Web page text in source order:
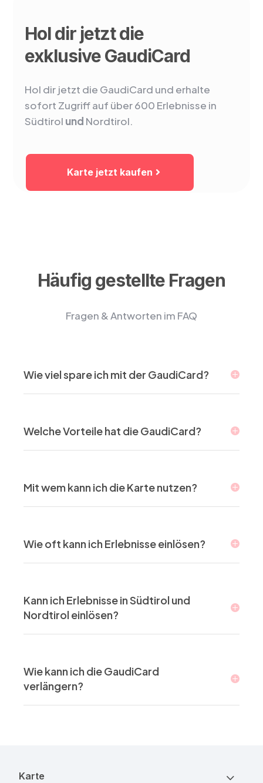
Hol dir jetzt die
exklusive GaudiCard
Hol dir jetzt die GaudiCard und erhalte
sofort Zugriff auf über 600 Erlebnisse in
Südtirol und Nordtirol.
Karte jetzt kaufen
Häufig gestellte Fragen
Fragen & Antworten im FAQ
Wie viel spare ich mit der GaudiCard?
Welche Vorteile hat die GaudiCard?
Mit wem kann ich die Karte nutzen?
Wie oft kann ich Erlebnisse einlösen?
Kann ich Erlebnisse in Südtirol und
Nordtirol einlösen?
Wie kann ich die GaudiCard
verlängern?
Karte